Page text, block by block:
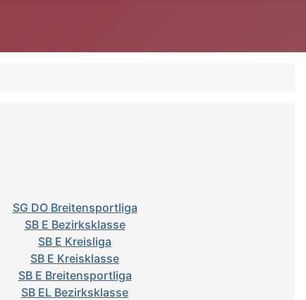
SG DO Breitensportliga
SB E Bezirksklasse
SB E Kreisliga
SB E Kreisklasse
SB E Breitensportliga
SB EL Bezirksklasse